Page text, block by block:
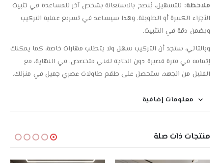
ملاحظة: للتسهيل، يُنصح بالاستعانة بشخص آخر للمساعدة في تثبيت
الأجزاء الكبيرة أو الطويلة. وهذا سيساعد في تسريع عملية التركيب
ويضمن دقة في التثبيت.
وبالتالي، ستجد أن التركيب سهل ولا يتطلب مهارات خاصة، كما يمكنك
إتمامه في فترة قصيرة دون الحاجة لفني متخصص. في النهاية، مع
القليل من الجهد، ستحصل على طقم طاولات عصري جميل في منزلك.
معلومات إضافية
منتجات ذات صلة